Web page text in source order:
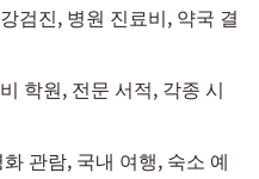
검진, 병원 진료비, 약국 결
학원, 전문 서적, 각종 시
관람, 국내 여행, 숙소 예